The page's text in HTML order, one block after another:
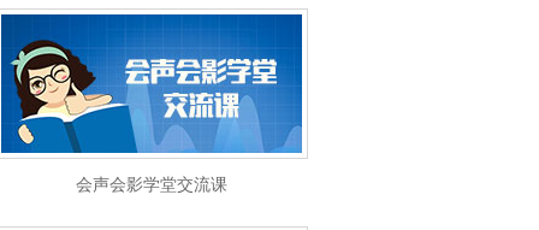
会声会影学堂交流课